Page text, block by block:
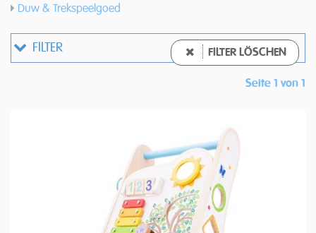
Duw & Trekspeelgoed
FILTER FILTER LÖSCHEN
Seite 1 von 1